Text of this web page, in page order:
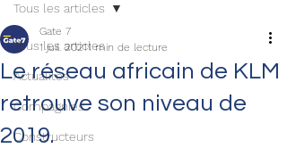
Tous les articles
Actualités
Compagnies
Constructeurs
Tous les articles
Le réseau africain de KLM
retrouve son niveau de
2019.
Gate 7
1 juil. 20211 min de lecture